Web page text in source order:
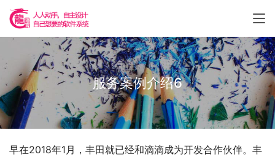
服务案例介绍6
早在2018年1月，丰田就已经和滴滴成为开发合作伙伴。丰